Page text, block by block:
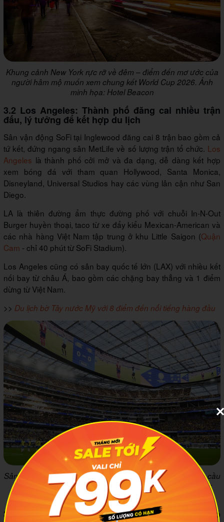
Khung cảnh New York rực rỡ về đêm – điểm đến mơ ước của
người hâm mộ muốn xem chung kết World Cup 2026. Ảnh
minh họa: Hotel Beacon
3.2 Los Angeles: Thành phố đăng cai nhiều trận
đấu, lý tưởng để kết hợp du lịch
Sân vận động SoFi tại Inglewood đăng cai 8 trận bao gồm cả
tứ kết, đứng ngang sân MetLife về số lượng trận tổ chức. Los
Angeles là thành phố cởi mở và đa dạng, dễ dàng kết hợp
xem bóng đá với tham quan Hollywood, Santa Monica,
Disneyland, Universal Studios hay các vùng lân cận như San
Diego.
LA là thiên đường ẩm thực đường phố với chuỗi In-N-Out
Burger huyền thoại, taco từ xe đẩy kiểu Mexican-American và
các nhà hàng Việt Nam tập trung ở khu Little Saigon (Quận
Cam - chỉ 40 phút từ SoFi Stadium).
Los Angeles cũng có sân bay quốc tế lớn (LAX) với nhiều kết
nối bay từ châu Á, bao gồm các chặng bay thẳng và 1 điểm
dừng từ Việt Nam.
>> Du lịch bờ Tây nước Mỹ với 8 điểm đến nổi tiếng hàng đầu
Sân SoFi Stadium tại Los Angeles – nơi tổ chức nhiều trận cầu
lớn và thu hút đông đảo du khách quốc tế. Ảnh minh họa:
Vigotour
3.3 Dallas: Đăng cai nhiều trận nhất, trong đó có